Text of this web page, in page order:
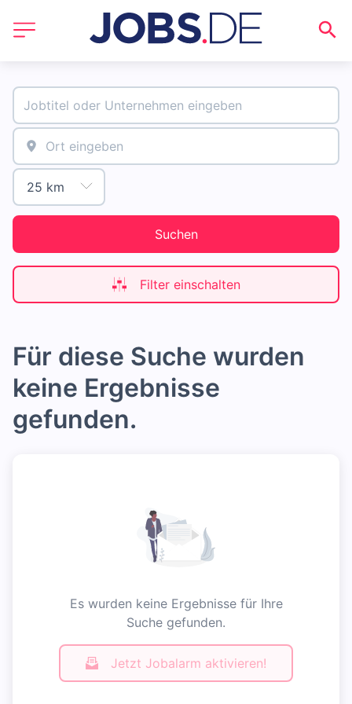
Suchen
Filter einschalten
Für diese Suche wurden
keine Ergebnisse
gefunden.
Es wurden keine Ergebnisse für Ihre
Suche gefunden.
Jetzt Jobalarm aktivieren!